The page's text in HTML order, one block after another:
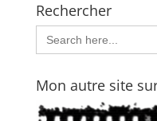
Rechercher
Search
for:
Mon autre site